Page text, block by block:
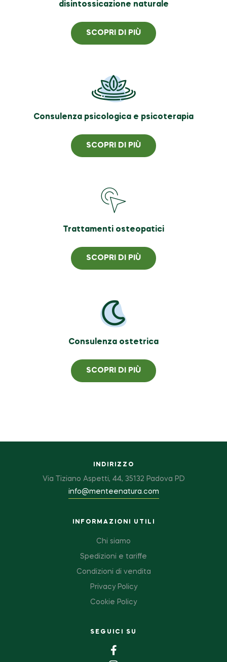
disintossicazione naturale
SCOPRI DI PIÙ
Consulenza psicologica e psicoterapia
SCOPRI DI PIÙ
Trattamenti osteopatici
SCOPRI DI PIÙ
Consulenza ostetrica
SCOPRI DI PIÙ
INDIRIZZO
Via Tiziano Aspetti, 44, 35132 Padova PD
info@menteenatura.com
INFORMAZIONI UTILI
Chi siamo
Spedizioni e tariffe
Condizioni di vendita
Privacy Policy
Cookie Policy
SEGUICI SU